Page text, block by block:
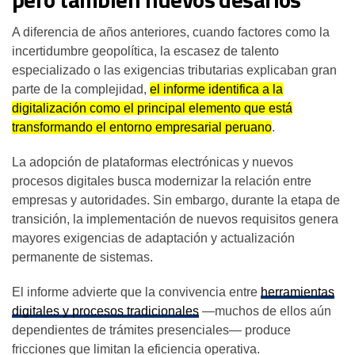
A diferencia de años anteriores, cuando factores como la
incertidumbre geopolítica, la escasez de talento
especializado o las exigencias tributarias explicaban gran
parte de la complejidad, el informe identifica a la
digitalización como el principal elemento que está
transformando el entorno empresarial peruano.
La adopción de plataformas electrónicas y nuevos
procesos digitales busca modernizar la relación entre
empresas y autoridades. Sin embargo, durante la etapa de
transición, la implementación de nuevos requisitos genera
mayores exigencias de adaptación y actualización
permanente de sistemas.
El informe advierte que la convivencia entre herramientas
digitales y procesos tradicionales —muchos de ellos aún
dependientes de trámites presenciales— produce
fricciones que limitan la eficiencia operativa.